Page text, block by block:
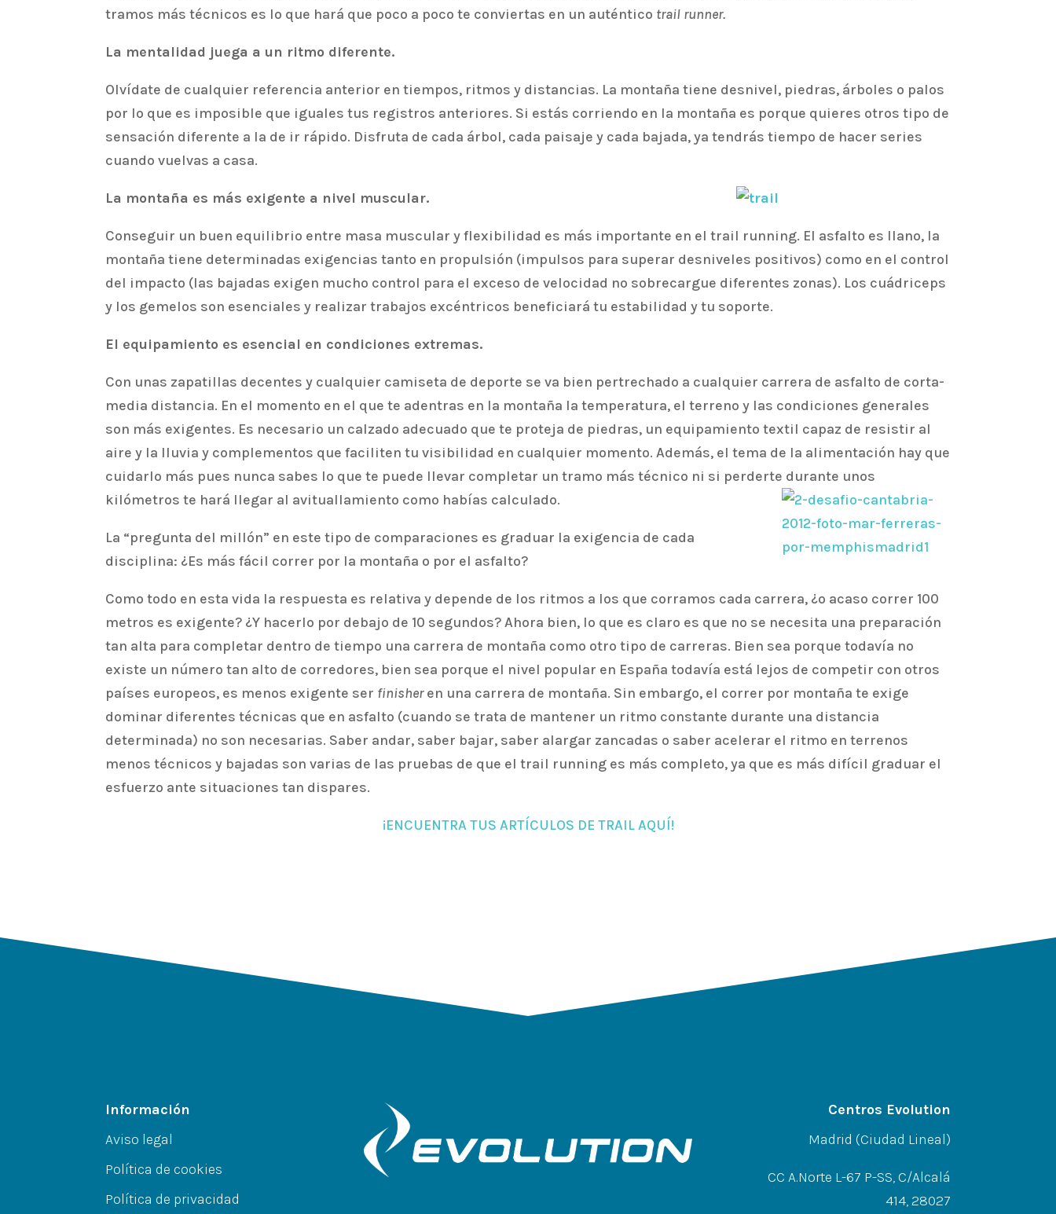
tramos más técnicos es lo que hará que poco a poco te conviertas en un auténtico trail runner.
La mentalidad juega a un ritmo diferente.
Olvídate de cualquier referencia anterior en tiempos, ritmos y distancias. La montaña tiene desnivel, piedras, árboles o palos
por lo que es imposible que iguales tus registros anteriores. Si estás corriendo en la montaña es porque quieres otros tipo de
sensación diferente a la de ir rápido. Disfruta de cada árbol, cada paisaje y cada bajada, ya tendrás tiempo de hacer series
cuando vuelvas a casa.
La montaña es más exigente a nivel muscular.
Conseguir un buen equilibrio entre masa muscular y flexibilidad es más importante en el trail running. El asfalto es llano, la
montaña tiene determinadas exigencias tanto en propulsión (impulsos para superar desniveles positivos) como en el control
del impacto (las bajadas exigen mucho control para el exceso de velocidad no sobrecargue diferentes zonas). Los cuádriceps
y los gemelos son esenciales y realizar trabajos excéntricos beneficiará tu estabilidad y tu soporte.
El equipamiento es esencial en condiciones extremas.
Con unas zapatillas decentes y cualquier camiseta de deporte se va bien pertrechado a cualquier carrera de asfalto de corta-
media distancia. En el momento en el que te adentras en la montaña la temperatura, el terreno y las condiciones generales
son más exigentes. Es necesario un calzado adecuado que te proteja de piedras, un equipamiento textil capaz de resistir al
aire y la lluvia y complementos que faciliten tu visibilidad en cualquier momento. Además, el tema de la alimentación hay que
cuidarlo más pues nunca sabes lo que te puede llevar completar un tramo más técnico ni si perderte durante unos
kilómetros te hará llegar al avituallamiento como habías calculado.
La “pregunta del millón” en este tipo de comparaciones es graduar la exigencia de cada
disciplina: ¿Es más fácil correr por la montaña o por el asfalto?
Como todo en esta vida la respuesta es relativa y depende de los ritmos a los que corramos cada carrera, ¿o acaso correr 100
metros es exigente? ¿Y hacerlo por debajo de 10 segundos? Ahora bien, lo que es claro es que no se necesita una preparación
tan alta para completar dentro de tiempo una carrera de montaña como otro tipo de carreras. Bien sea porque todavía no
existe un número tan alto de corredores, bien sea porque el nivel popular en España todavía está lejos de competir con otros
países europeos, es menos exigente ser finisheren una carrera de montaña. Sin embargo, el correr por montaña te exige
dominar diferentes técnicas que en asfalto (cuando se trata de mantener un ritmo constante durante una distancia
determinada) no son necesarias. Saber andar, saber bajar, saber alargar zancadas o saber acelerar el ritmo en terrenos
menos técnicos y bajadas son varias de las pruebas de que el trail running es más completo, ya que es más difícil graduar el
esfuerzo ante situaciones tan dispares.
¡ENCUENTRA TUS ARTÍCULOS DE TRAIL AQUÍ!
Información
Aviso legal
Política de cookies
Política de privacidad
Centros Evolution
Madrid (Ciudad Lineal)
CC A.Norte L-67 P-SS, C/Alcalá
414, 28027